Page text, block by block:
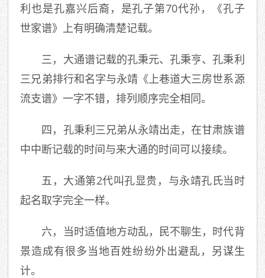
利也是孔嘉兴后裔，是孔子第70代孙，《孔子
世家谱》上有明确清楚记载。
三，大通谱记载的孔秉元、孔秉亨、孔秉利
三兄弟排行和名字与永靖《上巷道大三房世系源
流支谱》一字不错，排列顺序完全相同。
四，孔秉利三兄弟从永靖出走，在甘肃族谱
中中断记载的时间与来大通的时间可以接续。
五，大通第2代叫孔显贵，与永靖孔氏当时
起名取字完全一样。
六，当时适值地方动乱，民不聊生，时代背
景造成有很多当地百姓纷纷外出避乱，另谋生
计。